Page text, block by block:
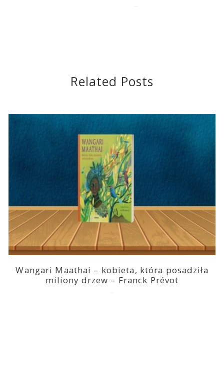
Related Posts
Wangari Maathai – kobieta, która posadziła
miliony drzew – Franck Prévot